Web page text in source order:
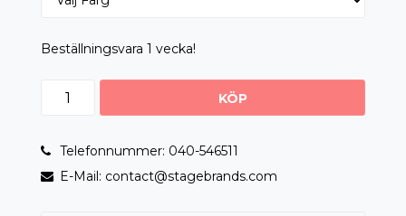
Beställningsvara 1 vecka!
KÖP
Telefonnummer: 040-546511
E-Mail: contact@stagebrands.com